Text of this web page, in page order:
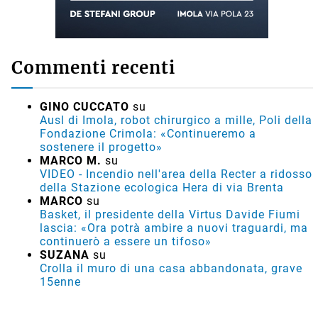
Commenti recenti
GINO CUCCATO su
Ausl di Imola, robot chirurgico a mille, Poli della
Fondazione Crimola: «Continueremo a
sostenere il progetto»
MARCO M. su
VIDEO - Incendio nell'area della Recter a ridosso
della Stazione ecologica Hera di via Brenta
MARCO su
Basket, il presidente della Virtus Davide Fiumi
lascia: «Ora potrà ambire a nuovi traguardi, ma
continuerò a essere un tifoso»
SUZANA su
Crolla il muro di una casa abbandonata, grave
15enne